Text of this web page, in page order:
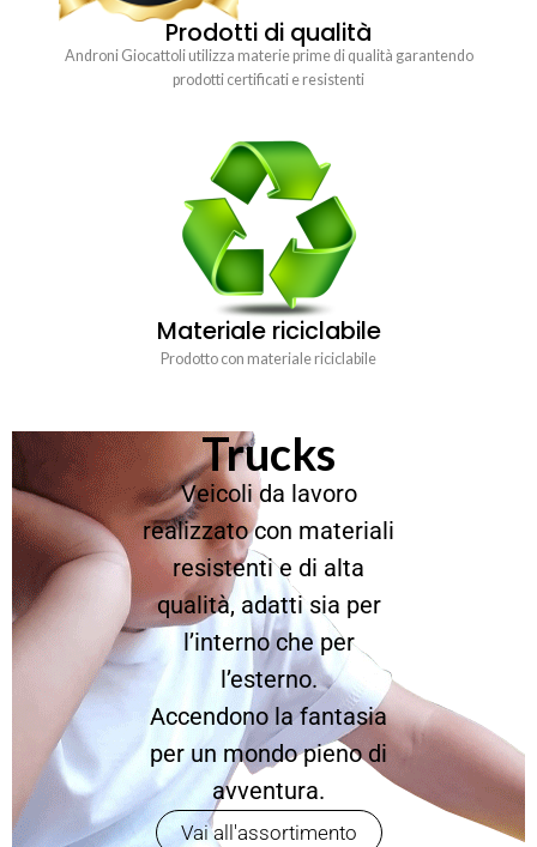
Prodotti di qualità
Androni Giocattoli utilizza materie prime di qualità garantendo
prodotti certificati e resistenti
Materiale riciclabile
Prodotto con materiale riciclabile
Trucks
Veicoli da lavoro
realizzato con materiali
resistenti e di alta
qualità, adatti sia per
l’interno che per
l’esterno.
Accendono la fantasia
per un mondo pieno di
avventura.
Vai all'assortimento